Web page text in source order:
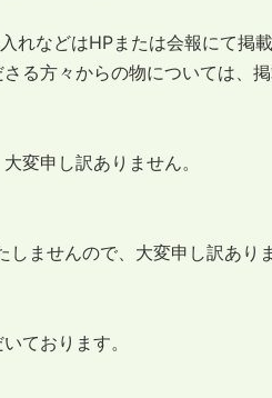
れなどはHPまたは会報にて掲
る方々からの物については、
変申し訳ありません。
しませんので、大変申し訳あり
ております。